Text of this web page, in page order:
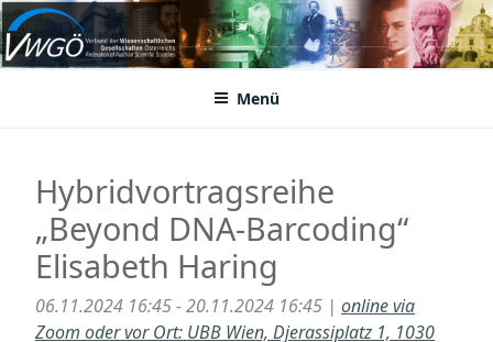
Zum
Inhalt
springenVWGÖ
Federation of Austrian Scientific Societies
Menü
Hybridvortragsreihe
„Beyond DNA-Barcoding“
Elisabeth Haring
06.11.2024 16:45 - 20.11.2024 16:45 | online via
Zoom oder vor Ort: UBB Wien, Djerassiplatz 1, 1030